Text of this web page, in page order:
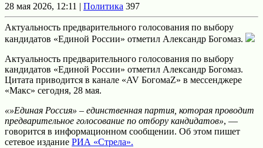
28 мая 2026, 12:11 | Политика 397
Актуальность предварительного голосования по выбору
кандидатов «Единой России» отметил Александр Богомаз.
Актуальность предварительного голосования по выбору
кандидатов «Единой России» отметил Александр Богомаз.
Цитата приводится в канале «AV БогомаZ» в мессенджере
«Макс» сегодня, 28 мая.
«»Единая Россия» – единственная партия, которая проводит
предварительное голосование по отбору кандидатов», —
говорится в информационном сообщении. Об этом пишет
сетевое издание РИА «Стрела».